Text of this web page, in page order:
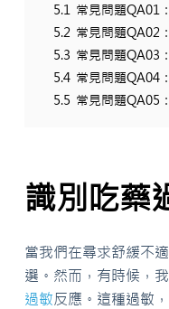
5.1 常見問題QA01
5.2 常見問題QA02
5.3 常見問題QA03
5.4 常見問題QA04
5.5 常見問題QA05
識別吃藥
當我們在尋求舒緩不
選。然而，有時候，
過敏反應。這種過敏